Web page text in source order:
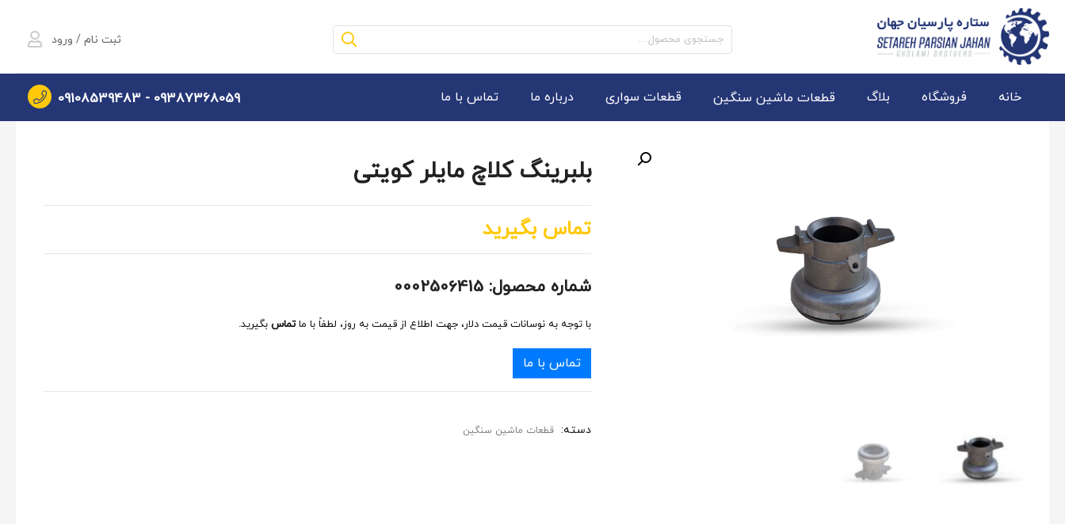
جستجو
برای:
ثبت نام / ورود
خانه فروشگاه بلاگ قطعات ماشین سنگین قطعات سواری درباره ما تماس با ما 09387368059 -
09108539483
بلبرینگ کلاچ مایلر کویتی
تماس بگیرید
شماره محصول: 0002506415
با توجه به نوسانات قیمت دلار، جهت اطلاع از قیمت به روز، لطفاً با ماتماس بگیرید.
تماس با ما
دسته: قطعات ماشین سنگین